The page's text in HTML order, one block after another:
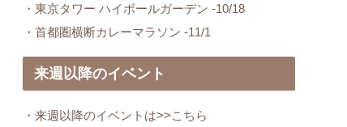
・東京タワー ハイボールガーデン -10/18
・首都圏横断カレーマラソン -11/1
来週以降のイベント
・来週以降のイベントは>>こちら